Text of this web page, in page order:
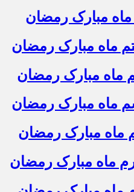
مبارک رمضان
ماه مبارک رمضان
ماه مبارک رمضان
ماه مبارک رمضان
ماه مبارک رمضان
ماه مبارک رمضان